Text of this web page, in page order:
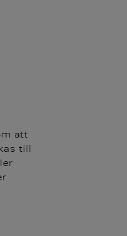
att
till